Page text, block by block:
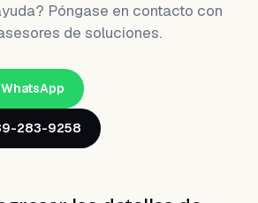
Póngase en contacto con
de soluciones.
283-9258